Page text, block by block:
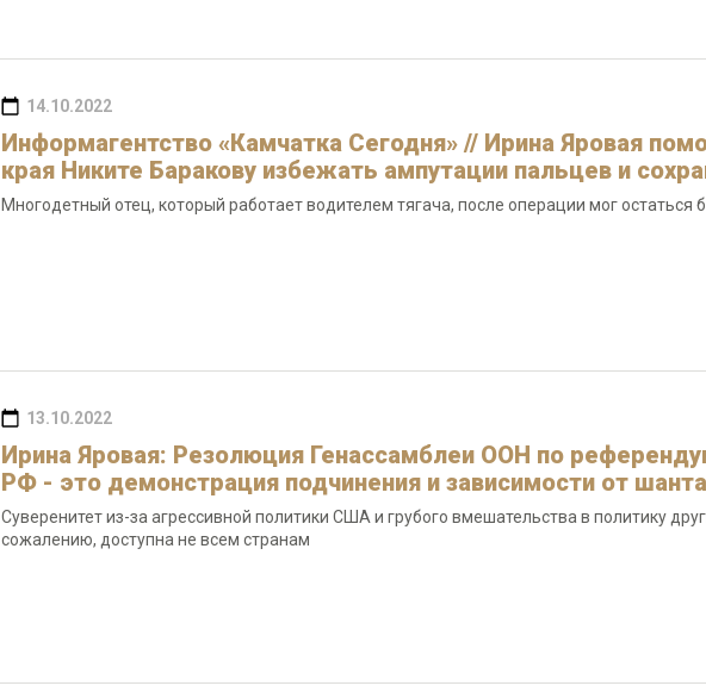
14.10.2022
Информагентство «Камчатка Сегодня» // Ирина Яровая
края Никите Баракову избежать ампутации пальцев и
Многодетный отец, который работает водителем тягача, после операции мог остаться
13.10.2022
Ирина Яровая: Резолюция Генассамблеи ООН по
РФ - это демонстрация подчинения и зависимости от
Суверенитет из-за агрессивной политики США и грубого вмешательства в политику
сожалению, доступна не всем странам